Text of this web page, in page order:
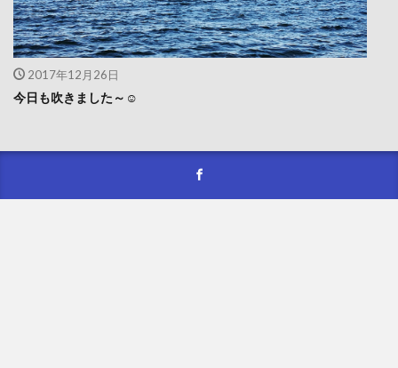
2017年12月26日
今日も吹きました～☺️